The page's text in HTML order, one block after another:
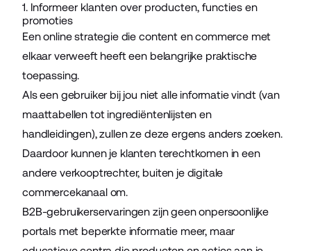
1. Informeer klanten over producten, functies en
promoties
Een online strategie die contenten commerce met
elkaar verweeft heeft een belangrijke praktische
toepassing.
Als een gebruiker bij jou niet alle informatie vindt (van
maattabellen tot ingrediëntenlijsten en
handleidingen), zullen ze deze ergens anders zoeken.
Daardoor kunnen je klanten terechtkomen in een
andere verkooptrechter, buiten je digitale
commercekanaal om.
B2B-gebruikerservaringen zijn geen onpersoonlijke
portals met beperkte informatie meer, maar